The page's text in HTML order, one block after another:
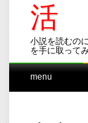
活
小説を読むの
を手に取って
Main
Skip
menu